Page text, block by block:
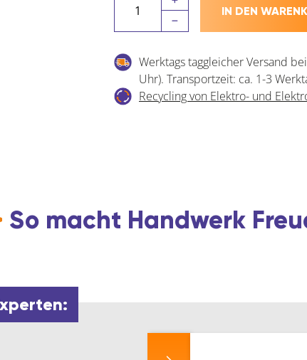
Rohrschelle
inkl.
Menge
IN DEN
Werktags taggleicher Versand
Uhr). Transportzeit: ca. 1-3
Recycling von Elektro- und
So macht Handwerk